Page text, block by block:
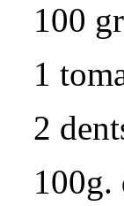
100
1
2
100g.